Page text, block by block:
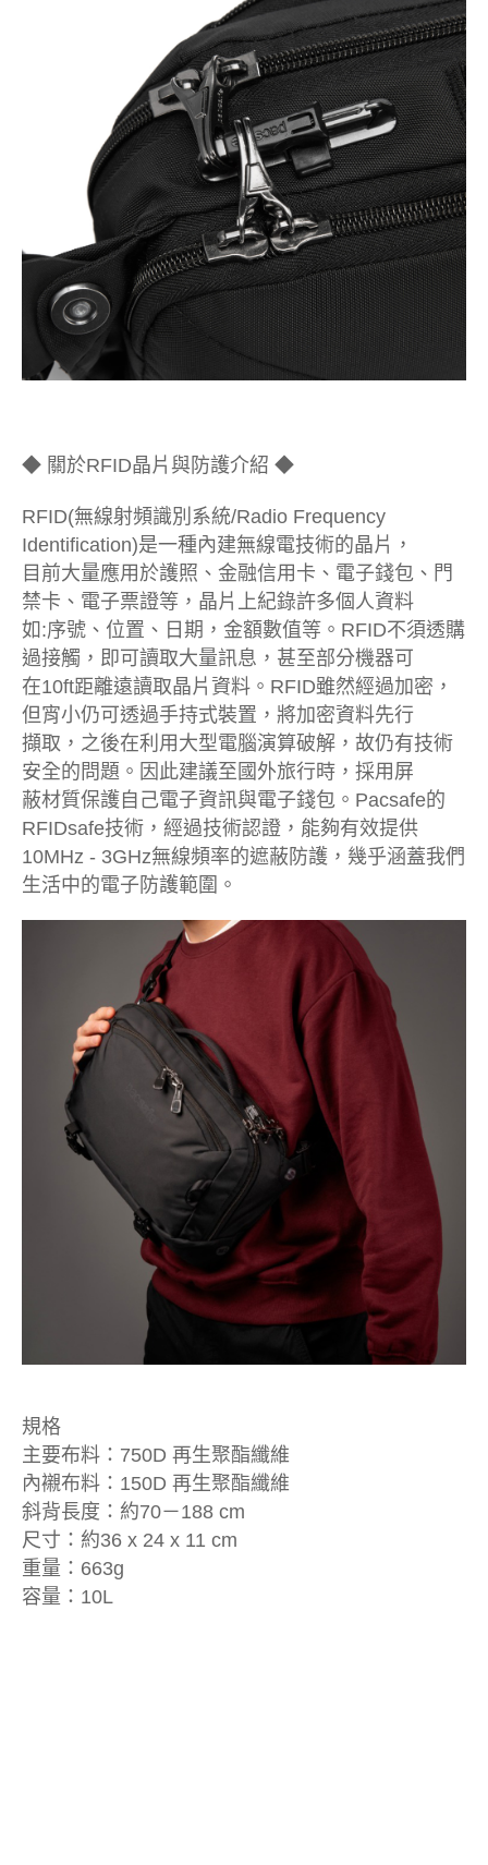
◆ 關於RFID晶片與防護介紹 ◆
RFID(無線射頻識別系統/Radio Frequency
Identification)是一種內建無線電技術的晶片，
目前大量應用於護照、金融信用卡、電子錢包、門
禁卡、電子票證等，晶片上紀錄許多個人資料
如:序號、位置、日期，金額數值等。RFID不須透購
過接觸，即可讀取大量訊息，甚至部分機器可
在10ft距離遠讀取晶片資料。RFID雖然經過加密，
但宵小仍可透過手持式裝置，將加密資料先行
擷取，之後在利用大型電腦演算破解，故仍有技術
安全的問題。因此建議至國外旅行時，採用屏
蔽材質保護自己電子資訊與電子錢包。Pacsafe的
RFIDsafe技術，經過技術認證，能夠有效提供
10MHz - 3GHz無線頻率的遮蔽防護，幾乎涵蓋我們
生活中的電子防護範圍。
規格
主要布料：750D 再生聚酯纖維
內襯布料：150D 再生聚酯纖維
斜背長度：約70－188 cm
尺寸：約36 x 24 x 11 cm
重量：663g
容量：10L